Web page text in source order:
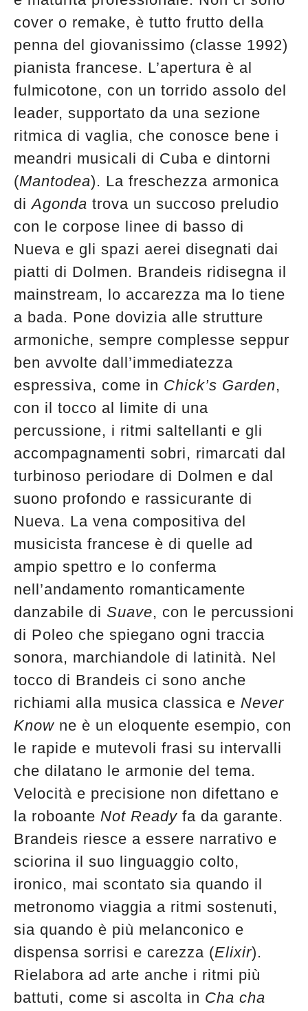
Musica Jazz di luglio 2026 è in
edicola
cover o remake, è tutto frutto della
penna del giovanissimo (classe 1992)
pianista francese. L’apertura è al
fulmicotone, con un torrido assolo del
leader, supportato da una sezione
ritmica di vaglia, che conosce bene i
meandri musicali di Cuba e dintorni
(Mantodea). La freschezza armonica
diAgonda trova un succoso preludio
con le corpose linee di basso di
Nueva e gli spazi aerei disegnati dai
piatti di Dolmen. Brandeis ridisegna il
mainstream, lo accarezza ma lo tiene
a bada. Pone dovizia alle strutture
armoniche, sempre complesse seppur
ben avvolte dall’immediatezza
espressiva, come in Chick’s Garden,
con il tocco al limite di una
percussione, i ritmi saltellanti e gli
accompagnamenti sobri, rimarcati dal
turbinoso periodare di Dolmen e dal
suono profondo e rassicurante di
Nueva. La vena compositiva del
musicista francese è di quelle ad
ampio spettro e lo conferma
nell’andamento romanticamente
danzabile di Suave, con le percussioni
di Poleo che spiegano ogni traccia
sonora, marchiandole di latinità. Nel
tocco di Brandeis ci sono anche
richiami alla musica classica e Never
Know ne è un eloquente esempio, con
le rapide e mutevoli frasi su intervalli
che dilatano le armonie del tema.
Velocità e precisione non difettano e
la roboante Not Ready fa da garante.
Brandeis riesce a essere narrativo e
sciorina il suo linguaggio colto,
ironico, mai scontato sia quando il
metronomo viaggia a ritmi sostenuti,
sia quando è più melanconico e
dispensa sorrisi e carezza (Elixir).
Rielabora ad arte anche i ritmi più
battuti, come si ascolta in Cha cha